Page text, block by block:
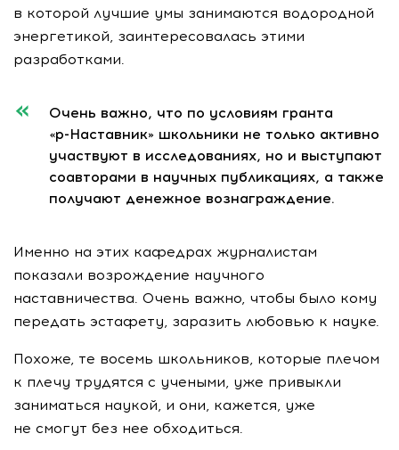
в которой лучшие умы занимаются водородной
энергетикой, заинтересовалась этими
разработками.
Очень важно, что по условиям гранта
«р-Наставник» школьники не только активно
участвуют в исследованиях, но и выступают
соавторами в научных публикациях, а также
получают денежное вознаграждение.
Именно на этих кафедрах журналистам
показали возрождение научного
наставничества. Очень важно, чтобы было кому
передать эстафету, заразить любовью к науке.
Похоже, те восемь школьников, которые плечом
к плечу трудятся с учеными, уже привыкли
заниматься наукой, и они, кажется, уже
не смогут без нее обходиться.